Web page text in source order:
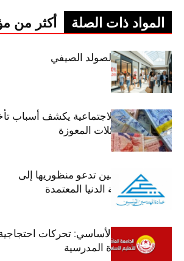
المواد ذات الصلة أكثر من
اليوم: إنطلاق الصولد الصيفي
وزير الشؤون الاجتماعية يكشف أسباب
صرف منح العائلات المعوزة
عمادة المهندسين تدعو منظوريها إلى
احترام التعريفة الدنيا المعتمدة
جامعة التعليم الأساسي: تحركات
تزامنا مع العودة المدرسية